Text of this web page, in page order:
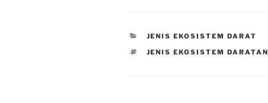
CATEGORIES
JENIS EKOSISTEM DARAT
TAGS
JENIS EKOSISTEM DARATAN